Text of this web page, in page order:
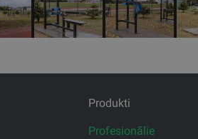
Produkti
Profesionālie